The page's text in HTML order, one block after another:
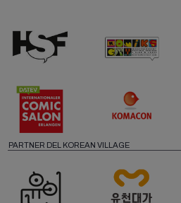
PARTNER DEL KOREAN VILLAGE